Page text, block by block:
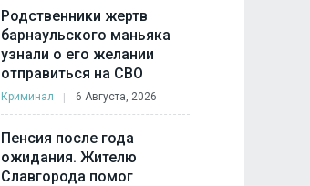
Родственники жертв
барнаульского маньяка
узнали о его желании
отправиться на СВО
Криминал 6 Августа, 2026
Пенсия после года
ожидания. Жителю
Славгорода помог